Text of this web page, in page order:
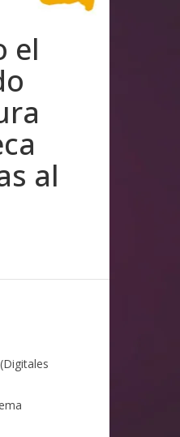
el
al